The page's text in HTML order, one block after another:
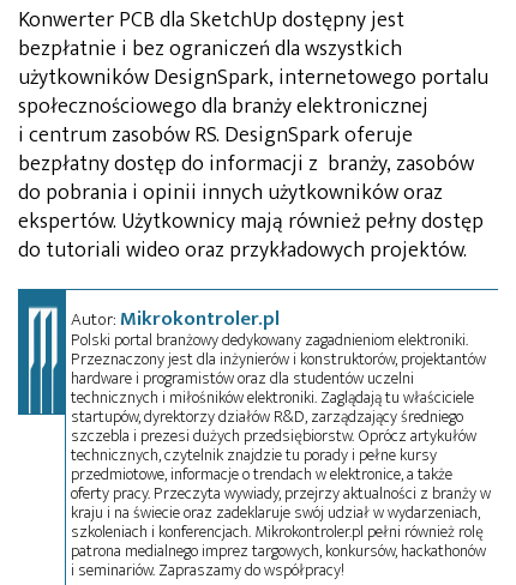
Konwerter PCB dla SketchUp dostępny jest
bezpłatnie i bez ograniczeń dla wszystkich
użytkowników DesignSpark, internetowego portalu
społecznościowego dla branży elektronicznej
i centrum zasobów RS. DesignSpark oferuje
bezpłatny dostęp do informacji z branży, zasobów
do pobrania i opinii innych użytkowników oraz
ekspertów. Użytkownicy mają również pełny dostęp
do tutoriali wideo oraz przykładowych projektów.
Autor:Mikrokontroler.pl
Polski portal branżowy dedykowany zagadnieniom elektroniki.
Przeznaczony jest dla inżynierów i konstruktorów, projektantów
hardware i programistów oraz dla studentów uczelni
technicznych i miłośników elektroniki. Zaglądają tu właściciele
startupów, dyrektorzy działów R&D, zarządzający średniego
szczebla i prezesi dużych przedsiębiorstw. Oprócz artykułów
technicznych, czytelnik znajdzie tu porady i pełne kursy
przedmiotowe, informacje o trendach w elektronice, a także
oferty pracy. Przeczyta wywiady, przejrzy aktualności z branży w
kraju i na świecie oraz zadeklaruje swój udział w wydarzeniach,
szkoleniach i konferencjach. Mikrokontroler.pl pełni również rolę
patrona medialnego imprez targowych, konkursów, hackathonów
i seminariów. Zapraszamy do współpracy!